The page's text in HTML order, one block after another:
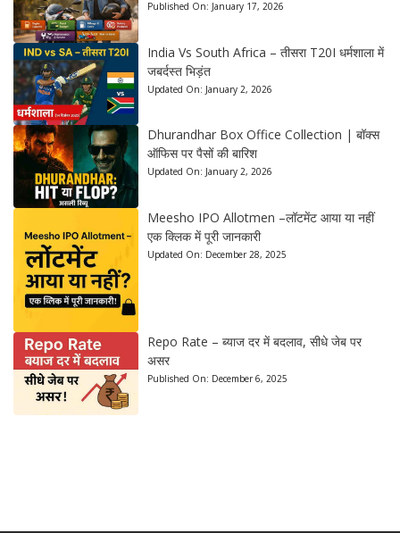
Published On: January 17, 2026
India Vs South Africa – तीसरा T20I धर्मशाला में
जबर्दस्त भिड़ंत
Updated On: January 2, 2026
Dhurandhar Box Office Collection | बॉक्स
ऑफिस पर पैसों की बारिश
Updated On: January 2, 2026
Meesho IPO Allotmen –लॉटमेंट आया या नहीं
एक क्लिक में पूरी जानकारी
Updated On: December 28, 2025
Repo Rate – ब्याज दर में बदलाव, सीधे जेब पर
असर
Published On: December 6, 2025